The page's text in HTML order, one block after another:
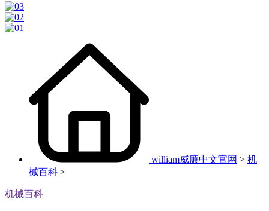
william威廉中文官网 > 机
械百科 >
机械百科